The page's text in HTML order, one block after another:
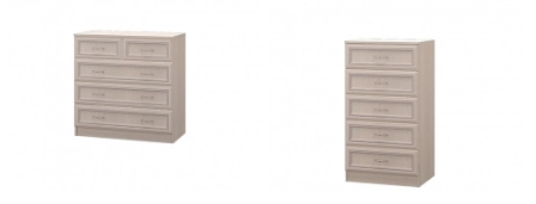
КОМОД УЗКИЙ МОЖГИНСКИЙ